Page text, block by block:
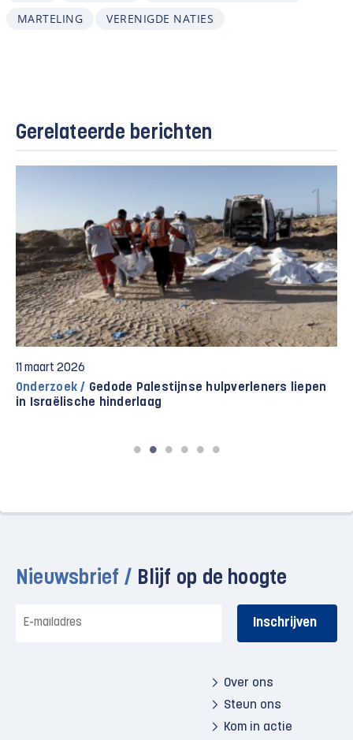
MARTELING
VERENIGDE NATIES
Gerelateerde berichten
11 maart 2026
Onderzoek / Gedode Palestijnse hulpverleners liepen
in Israëlische hinderlaag
Nieuwsbrief / Blijf op de hoogte
mailadres
Over ons
Steun ons
Kom in actie